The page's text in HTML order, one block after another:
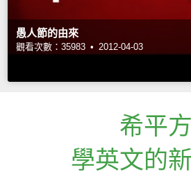
愚人節的由來
觀看次數：35983 • 2012-04-03
希平方
學英文的